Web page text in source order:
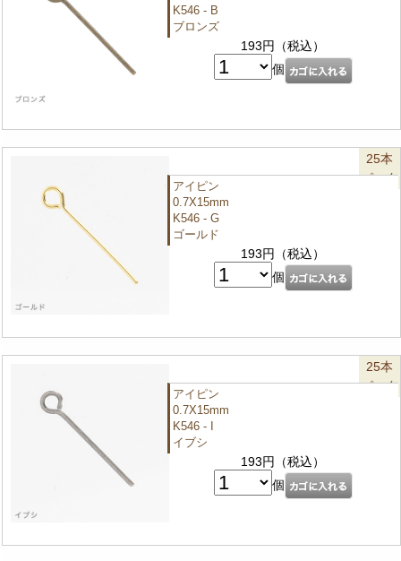
K546 - B
ブロンズ
193円（税込）
個
25本
パック
アイピン
0.7X15mm
K546 - G
ゴールド
193円（税込）
個
25本
パック
アイピン
0.7X15mm
K546 - I
イブシ
193円（税込）
個